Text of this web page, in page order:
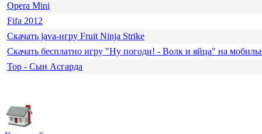
Opera Mini
Fifa 2012
Скачать java-игру Fruit Ninja Strike
Скачать бесплатно игру "Ну погоди! - Волк и яйца" на
Тор - Сын Асгарда